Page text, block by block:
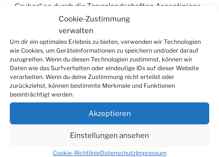
Cookie-Zustimmung
verwalten
Um dir ein optimales Erlebnis zu bieten, verwenden wir Technologien
wie Cookies, um Geräteinformationen zu speichern und/oder darauf
zuzugreifen. Wenn du diesen Technologien zustimmst, können wir
Daten wie das Surfverhalten oder eindeutige IDs auf dieser Website
verarbeiten. Wenn du deine Zustimmung nicht erteilst oder
zurückziehst, können bestimmte Merkmale und Funktionen
beeinträchtigt werden.
Akzeptieren
Einstellungen ansehen
Cookie-RichtlinieDatenschutzImpressum
Gruber“ so durch die Tangolandschaften Argentiniens,
genauso wie durch die Welt der Klassik, des Jazz oder
der höfischen Musik.
Klassik trifft bayerischen Flamenco! So heißt das neue
Programm der Brüder Rainer und Thomas Gruber.
Diese Mischung lädt nicht nur zum Genießen ein, sie
brachte ihnen auch Auszeichnungen – durch die Yehudi
Menuhin Initiative und auch den bayerischen
Kulturpreis 2010 in der Sparte Kunst.
Die Plätze der Kategorie 2 sind auf der Empore mit